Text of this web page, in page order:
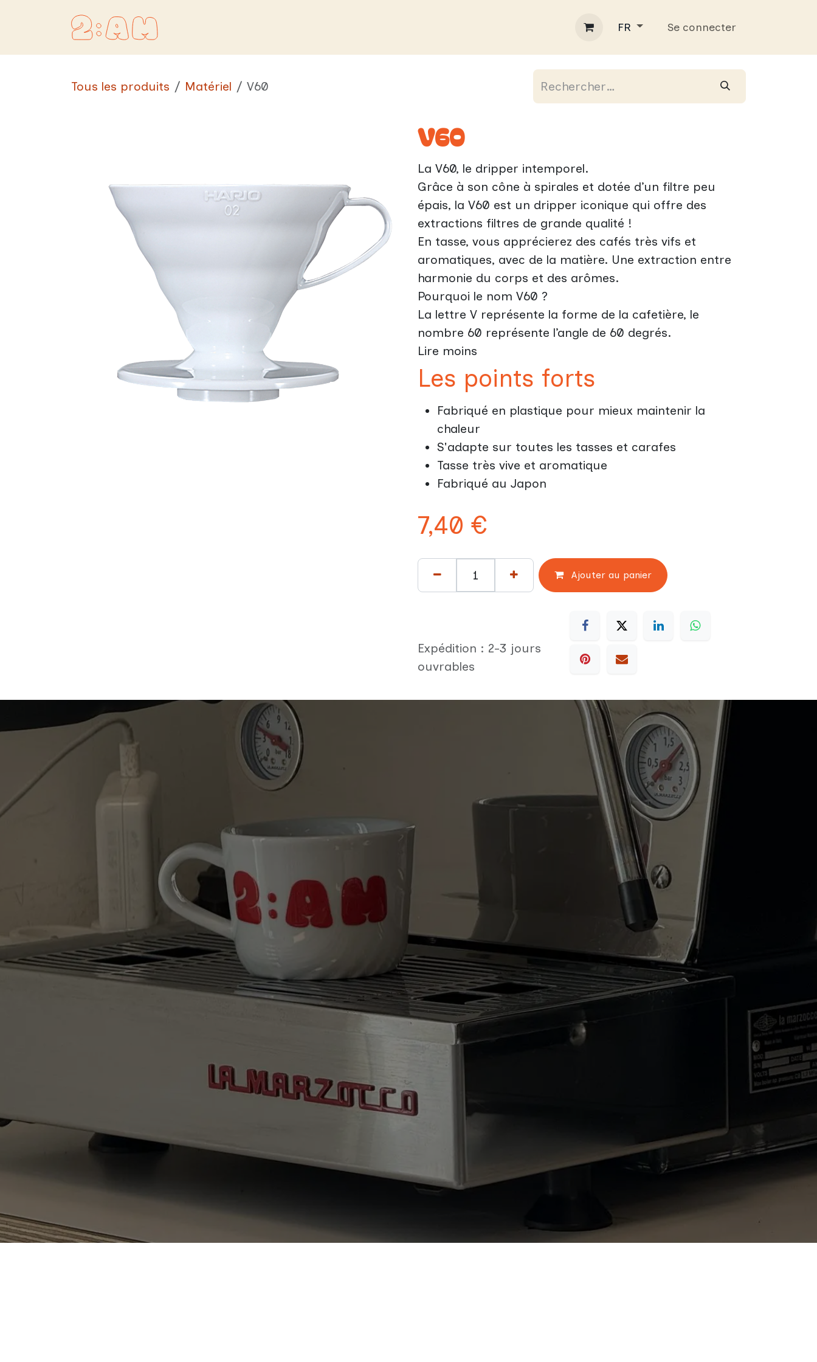
Contact Blog
FR Se connecter
Tous les produits Matériel V60
V60
La V60, le dripper intemporel.
Grâce à son cône à spirales et dotée d’un filtre peu
épais, la V60 est un dripper iconique qui offre des
extractions filtres de grande qualité !
En tasse, vous apprécierez des cafés très vifs et
aromatiques, avec de la matière. Une extraction entre
harmonie du corps et des arômes.
Pourquoi le nom V60 ?
La lettre V représente la forme de la cafetière, le
nombre 60 représente l’angle de 60 degrés.
Lire moins
Les points forts
Fabriqué en plastique pour mieux maintenir la
chaleur
S'adapte sur toutes les tasses et carafes
Tasse très vive et aromatique
Fabriqué au Japon
7,40 €
Ajouter au panier
Expédition : 2-3 jours
ouvrables